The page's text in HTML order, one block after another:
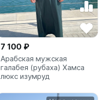
7 100 ₽
Арабская мужская
галабея (рубаха) Хамса
люкс изумруд